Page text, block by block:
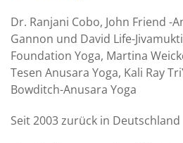
Dr. Ranjani Cobo, John Friend -
Gannon und David Life-
Foundation Yoga, Martina
Tesen Anusara Yoga, Kali Ray
Bowditch-Anusara Yoga
Seit 2003 zurück in Deutschland